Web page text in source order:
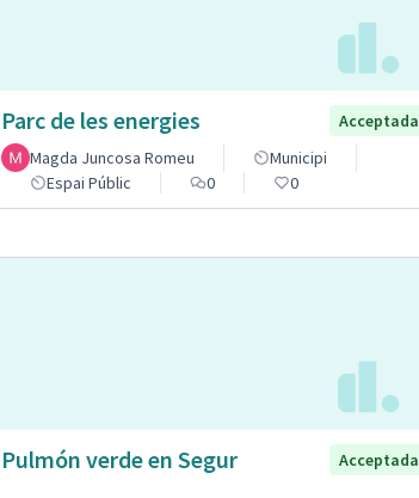
Parc de les energies
Acceptada
Magda Juncosa Romeu
Municipi
Espai Públic
0 0
Pulmón verde en Segur Acceptada